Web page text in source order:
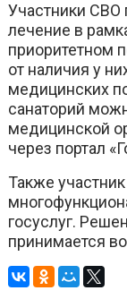
Участники СВО
лечение в
приоритетном
от наличия у
медицинских
санаторий
медицинской
через портал
Также
госуслуг.
принимается